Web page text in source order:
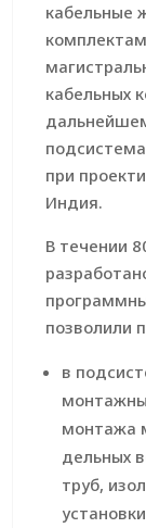
кабельные
кабельных
при
Индия.
В течении
позволили
в
монтажа
дельных
труб,